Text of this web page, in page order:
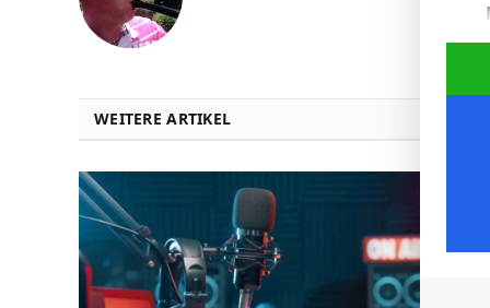
WEITERE ARTIKEL